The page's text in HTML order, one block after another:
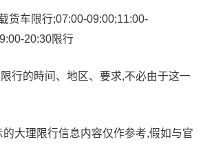
货车限行;07:00-09:00;11:00-
20:30限行
行的時间、地区、要求,不必由于这一
大理限行信息内容仅作参考,假如与官